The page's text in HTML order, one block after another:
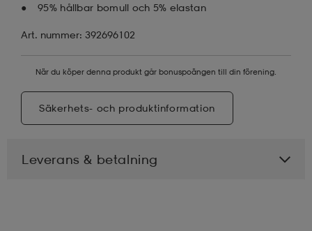
95% hållbar bomull och 5% elastan
Art. nummer: 392696102
När du köper denna produkt går bonuspoängen till din förening.
Säkerhets- och produktinformation
Leverans & betalning